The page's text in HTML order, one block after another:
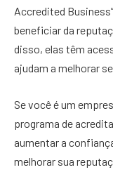
Accredited
beneficiar da
disso, elas têm
ajudam a melhorar
Se você é um
programa de
aumentar a
melhorar sua